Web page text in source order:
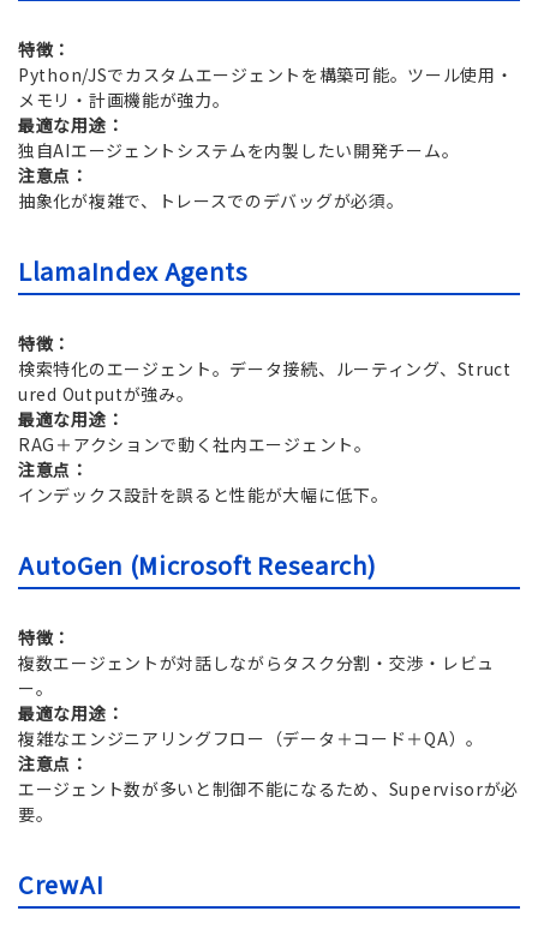
特徴：
Python/JSでカスタムエージェントを構築可能。ツール使用・
メモリ・計画機能が強力。
最適な用途：
独自AIエージェントシステムを内製したい開発チーム。
注意点：
抽象化が複雑で、トレースでのデバッグが必須。
LlamaIndex Agents
特徴：
検索特化のエージェント。データ接続、ルーティング、Struct
ured Outputが強み。
最適な用途：
RAG＋アクションで動く社内エージェント。
注意点：
インデックス設計を誤ると性能が大幅に低下。
AutoGen (Microsoft Research)
特徴：
複数エージェントが対話しながらタスク分割・交渉・レビュ
ー。
最適な用途：
複雑なエンジニアリングフロー（データ＋コード＋QA）。
注意点：
エージェント数が多いと制御不能になるため、Supervisorが必
要。
CrewAI